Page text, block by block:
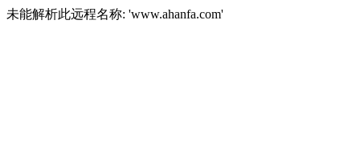
未能解析此远程名称: 'www.ahanfa.com'